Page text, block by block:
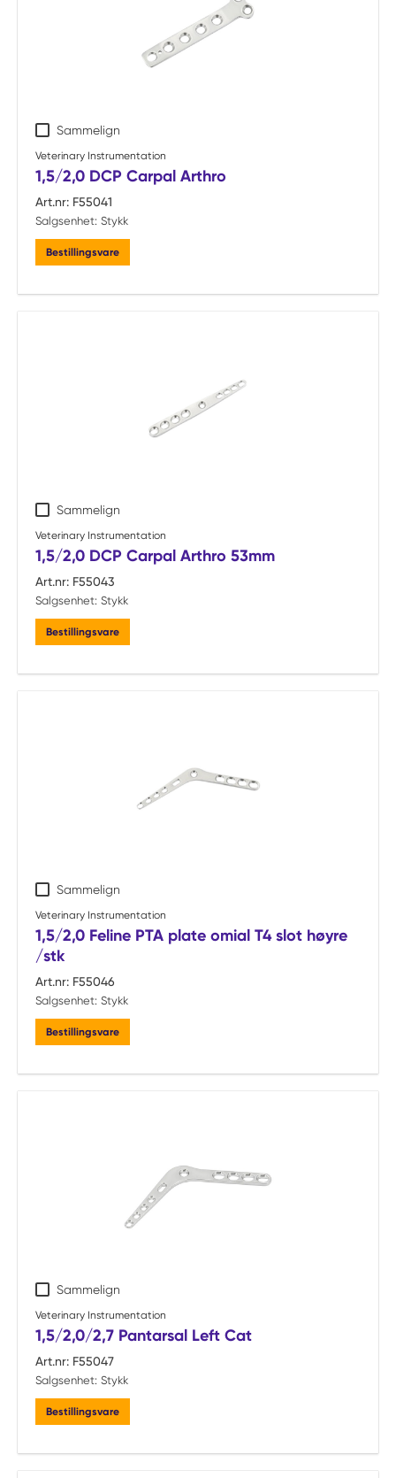
Sammelign
Veterinary Instrumentation
1,5/2,0 DCP Carpal Arthro
Art.nr: F55041
Salgsenhet: Stykk
Bestillingsvare
Sammelign
Veterinary Instrumentation
1,5/2,0 DCP Carpal Arthro 53mm
Art.nr: F55043
Salgsenhet: Stykk
Bestillingsvare
Sammelign
Veterinary Instrumentation
1,5/2,0 Feline PTA plate omial T4 slot høyre
/stk
Art.nr: F55046
Salgsenhet: Stykk
Bestillingsvare
Sammelign
Veterinary Instrumentation
1,5/2,0/2,7 Pantarsal Left Cat
Art.nr: F55047
Salgsenhet: Stykk
Bestillingsvare